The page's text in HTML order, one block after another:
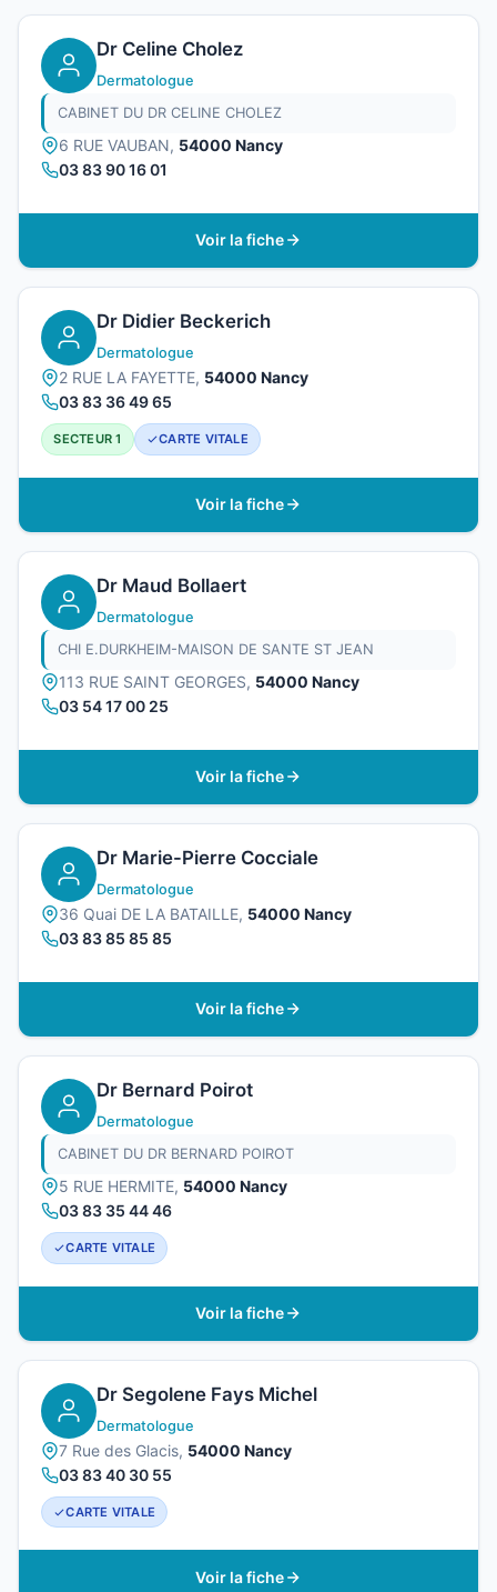
Dr Celine Cholez
Dermatologue
CABINET DU DR CELINE CHOLEZ
6 RUE VAUBAN, 54000 Nancy
03 83 90 16 01
Voir la fiche
Dr Didier Beckerich
Dermatologue
2 RUE LA FAYETTE, 54000 Nancy
03 83 36 49 65
SECTEUR 1 CARTE VITALE
Voir la fiche
Dr Maud Bollaert
Dermatologue
CHI E.DURKHEIM-MAISON DE SANTE ST JEAN
113 RUE SAINT GEORGES, 54000 Nancy
03 54 17 00 25
Voir la fiche
Dr Marie-Pierre Cocciale
Dermatologue
36 Quai DE LA BATAILLE, 54000 Nancy
03 83 85 85 85
Voir la fiche
Dr Bernard Poirot
Dermatologue
CABINET DU DR BERNARD POIROT
5 RUE HERMITE, 54000 Nancy
03 83 35 44 46
CARTE VITALE
Voir la fiche
Dr Segolene Fays Michel
Dermatologue
7 Rue des Glacis, 54000 Nancy
03 83 40 30 55
CARTE VITALE
Voir la fiche